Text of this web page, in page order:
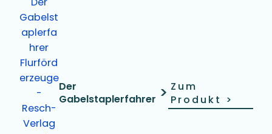
Der
Gabelstaplerfahrer > Zum
Produkt >